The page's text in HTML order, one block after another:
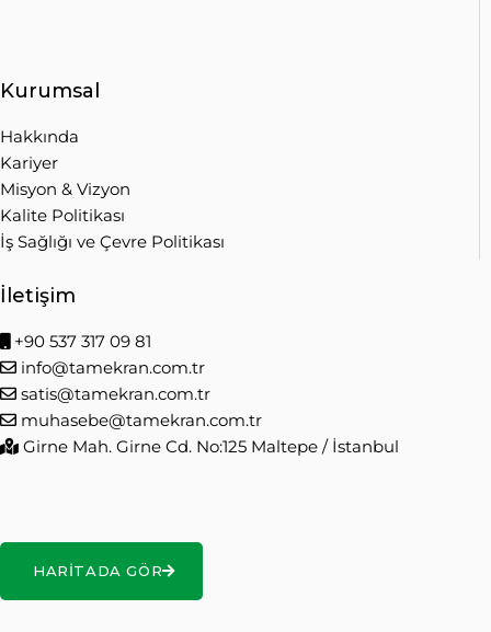
Kurumsal
Hakkında
Kariyer
Misyon & Vizyon
Kalite Politikası
İş Sağlığı ve Çevre Politikası
İletişim
+90 537 317 09 81
info@tamekran.com.tr
satis@tamekran.com.tr
muhasebe@tamekran.com.tr
Girne Mah. Girne Cd. No:125 Maltepe / İstanbul
HARITADA GÖR